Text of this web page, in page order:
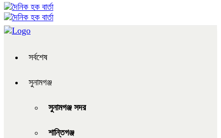
সর্বশেষ
সুনামগঞ্জ
সুনামগঞ্জ সদর
শান্তিগঞ্জ